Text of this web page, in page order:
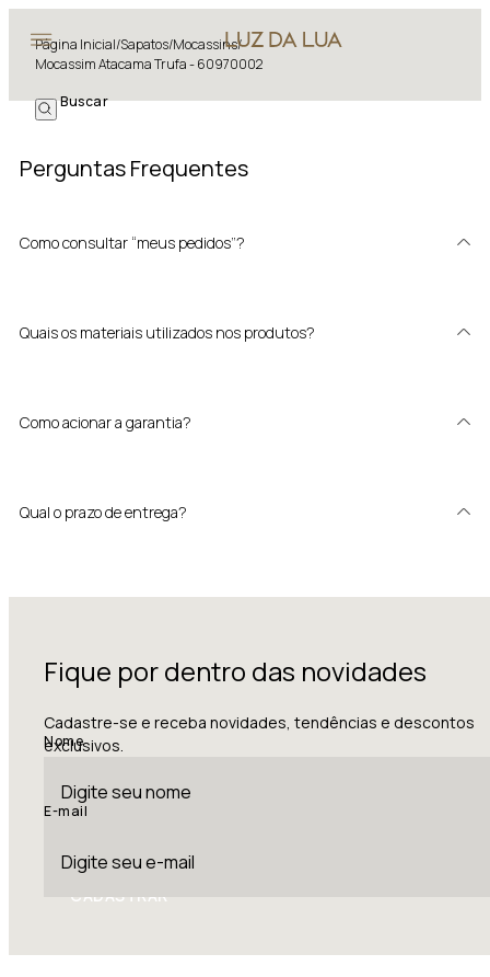
Página Inicial/Sapatos/Mocassins/
Mocassim Atacama Trufa - 60970002
Perguntas Frequentes
Como consultar “meus pedidos”?
Quais os materiais utilizados nos produtos?
Como acionar a garantia?
Qual o prazo de entrega?
Fique por dentro das novidades
Cadastre-se e receba novidades, tendências e descontos
exclusivos.
Nome
E-mail
CADASTRAR